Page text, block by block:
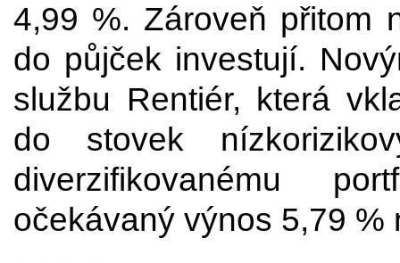
4,99 %. Zároveň přitom
do půjček investují.
službu Rentiér, která
do stovek
diverzifikovanému
očekávaný výnos 5,79 %